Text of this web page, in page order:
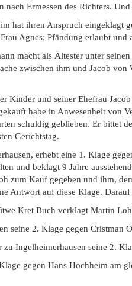
nach Ermessen des Richters.
hat ihren Anspruch eingeklagt
Agnes; Pfändung erlaubt und
macht als Ältester unter
zwischen ihm und Jacob
Kinder und seiner Ehefrau
habe in Anwesenheit von
schuldig geblieben. Er bittet
Gerichtstag.
erhebt eine 1. Klage
und beklagt 9 Jahre
zum Kauf gegeben und ihm,
Antwort auf diese Klage.
Kret Buch verklagt Martin
seine 2. Klage gegen Cristman
zu Ingelheimerhausen seine 2.
gegen Hans Hochheim am